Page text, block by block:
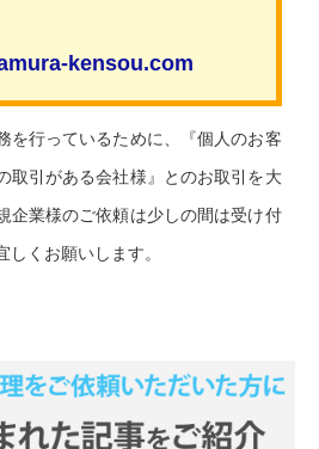
kensou.com
を行っているために、『個人のお客
取引がある会社様』とのお取引を大
企業様のご依頼は少しの間は受け付
くお願いします。